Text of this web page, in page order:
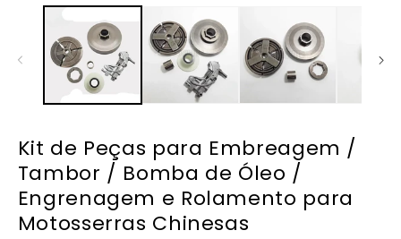
modal
Kit de Peças para Embreagem /
Tambor / Bomba de Óleo /
Engrenagem e Rolamento para
Motosserras Chinesas